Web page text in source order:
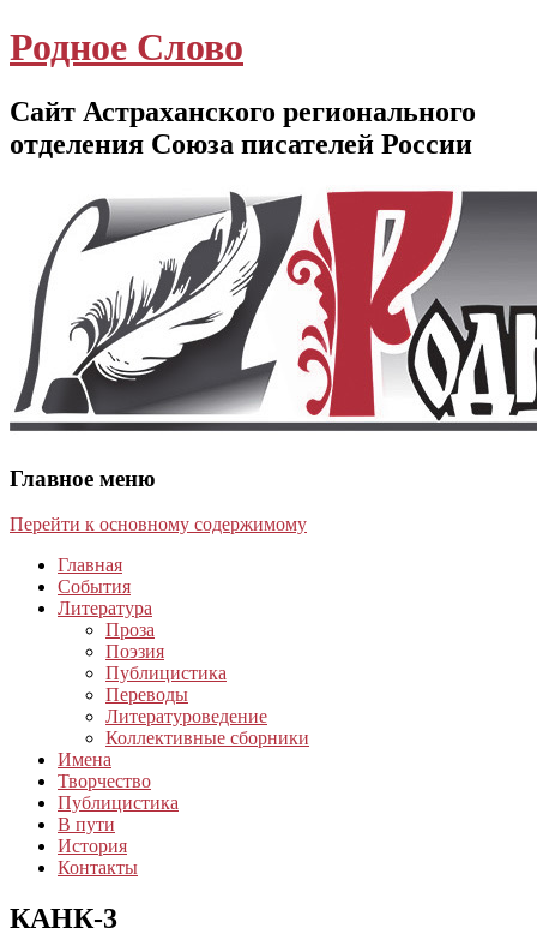
Родное Слово
Сайт Астраханского регионального
отделения Союза писателей России
Главное меню
Перейти к основному содержимому
Главная
События
Литература
Проза
Поэзия
Публицистика
Переводы
Литературоведение
Коллективные сборники
Имена
Творчество
Публицистика
В пути
История
Контакты
КАНК-3